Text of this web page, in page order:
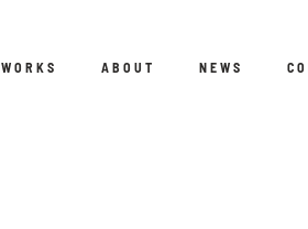
WORKS ABOUT NEWS